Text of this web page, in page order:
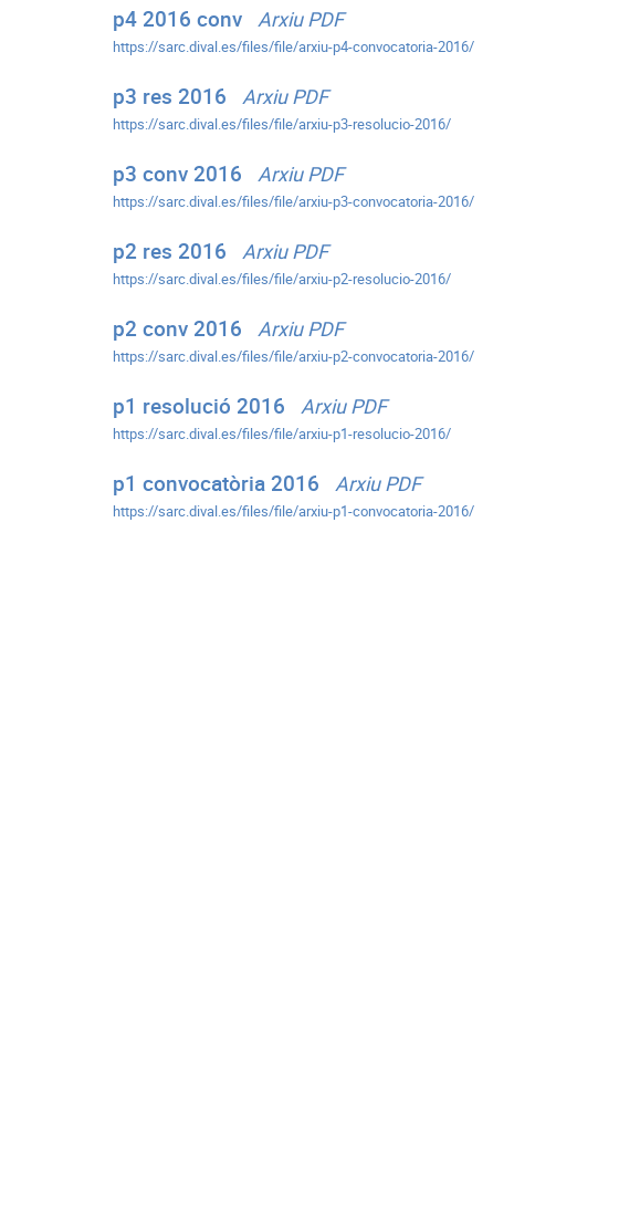
p4 2016 conv Arxiu PDF
https://sarc.dival.es/files/file/arxiu-p4-convocatoria-2016/
p3 res 2016 Arxiu PDF
https://sarc.dival.es/files/file/arxiu-p3-resolucio-2016/
p3 conv 2016 Arxiu PDF
https://sarc.dival.es/files/file/arxiu-p3-convocatoria-2016/
p2 res 2016 Arxiu PDF
https://sarc.dival.es/files/file/arxiu-p2-resolucio-2016/
p2 conv 2016 Arxiu PDF
https://sarc.dival.es/files/file/arxiu-p2-convocatoria-2016/
p1 resolució 2016 Arxiu PDF
https://sarc.dival.es/files/file/arxiu-p1-resolucio-2016/
p1 convocatòria 2016 Arxiu PDF
https://sarc.dival.es/files/file/arxiu-p1-convocatoria-2016/